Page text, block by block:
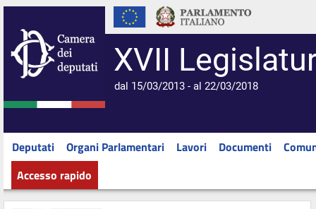
XVII
dal 15/03/2013 - al 22/03/2018
Deputati Organi Parlamentari Lavori Documenti
Accesso rapido